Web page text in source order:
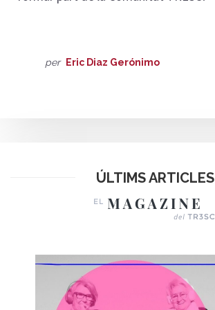
per Eric Diaz Gerónimo
ÚLTIMS ARTICLES